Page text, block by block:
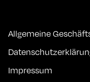
Allgemeine
Impressum